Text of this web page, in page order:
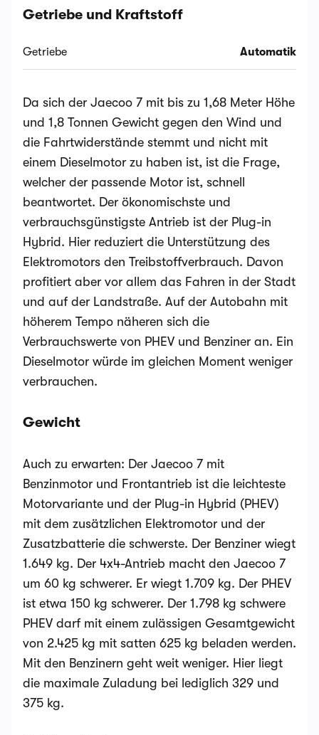
Getriebe und Kraftstoff
Getriebe Automatik
Da sich der Jaecoo 7 mit bis zu 1,68 Meter Höhe
und 1,8 Tonnen Gewicht gegen den Wind und
die Fahrtwiderstände stemmt und nicht mit
einem Dieselmotor zu haben ist, ist die Frage,
welcher der passende Motor ist, schnell
beantwortet. Der ökonomischste und
verbrauchsgünstigste Antrieb ist der Plug-in
Hybrid. Hier reduziert die Unterstützung des
Elektromotors den Treibstoffverbrauch. Davon
profitiert aber vor allem das Fahren in der Stadt
und auf der Landstraße. Auf der Autobahn mit
höherem Tempo näheren sich die
Verbrauchswerte von PHEV und Benziner an. Ein
Dieselmotor würde im gleichen Moment weniger
verbrauchen.
Gewicht
Auch zu erwarten: Der Jaecoo 7 mit
Benzinmotor und Frontantrieb ist die leichteste
Motorvariante und der Plug-in Hybrid (PHEV)
mit dem zusätzlichen Elektromotor und der
Zusatzbatterie die schwerste. Der Benziner wiegt
1.649 kg. Der 4x4-Antrieb macht den Jaecoo 7
um 60 kg schwerer. Er wiegt 1.709 kg. Der PHEV
ist etwa 150 kg schwerer. Der 1.798 kg schwere
PHEV darf mit einem zulässigen Gesamtgewicht
von 2.425 kg mit satten 625 kg beladen werden.
Mit den Benzinern geht weit weniger. Hier liegt
die maximale Zuladung bei lediglich 329 und
375 kg.